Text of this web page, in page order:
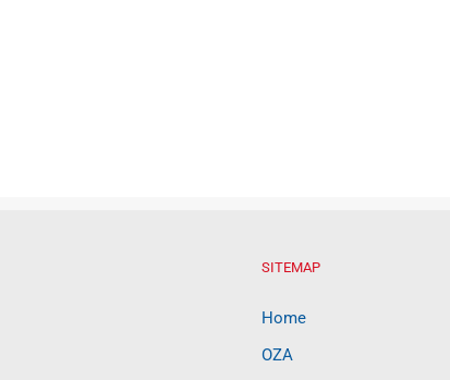
SITEMAP
Home
OZA